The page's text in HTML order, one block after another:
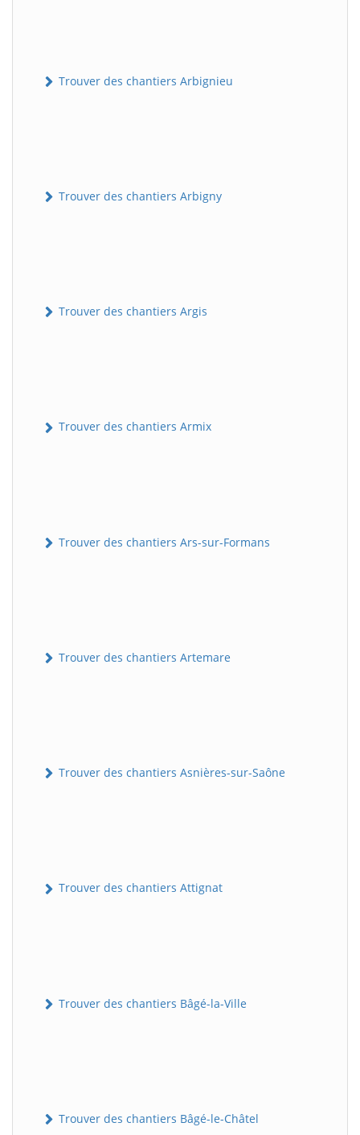
Trouver des chantiers Arbignieu
Trouver des chantiers Arbigny
Trouver des chantiers Argis
Trouver des chantiers Armix
Trouver des chantiers Ars-sur-Formans
Trouver des chantiers Artemare
Trouver des chantiers Asnières-sur-Saône
Trouver des chantiers Attignat
Trouver des chantiers Bâgé-la-Ville
Trouver des chantiers Bâgé-le-Châtel